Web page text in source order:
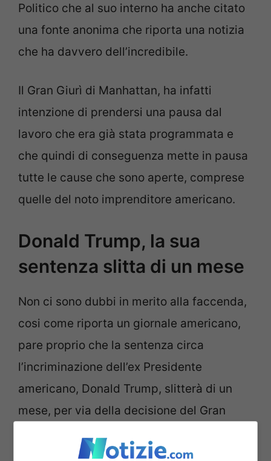
Politico che al suo interno ha anche citato
una fonte anonima che riporta una notizia
che ha davvero dell’incredibile.
Il Gran Giurì di Manhattan, ha infatti
intenzione di prendersi una pausa dal
lavoro che era già stata programmata e
che quindi di conseguenza mette in pausa
tutte le cause che sono aperte, comprese
quelle del noto imprenditore americano.
Donald Trump, la sua
sentenza slitta di un mese
Non ci sono dubbi in merito alla faccenda,
cosi come riporta un giornale americano,
pare proprio che la sentenza circa
l’incriminazione dell’ex Presidente
americano, Donald Trump, slitterà di un
mese, per via della decisione del Gran
intenzione di prendersi una pausa dal